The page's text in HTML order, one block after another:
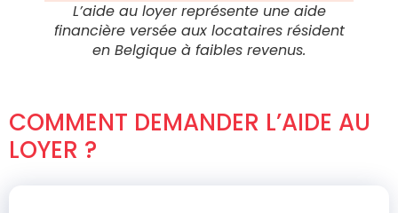
L’aide au loyer représente une aide
financière versée aux locataires résident
en Belgique à faibles revenus.
COMMENT DEMANDER L’AIDE AU
LOYER ?